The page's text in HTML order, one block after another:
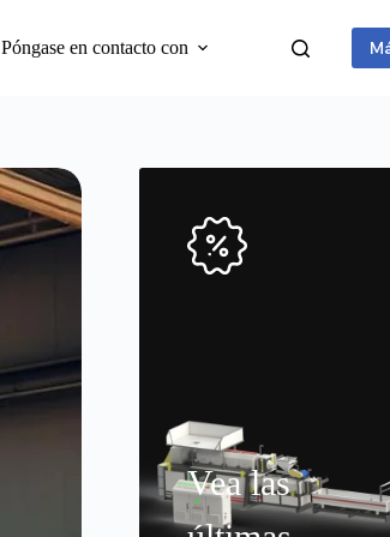
Póngase en contacto con
Vea las